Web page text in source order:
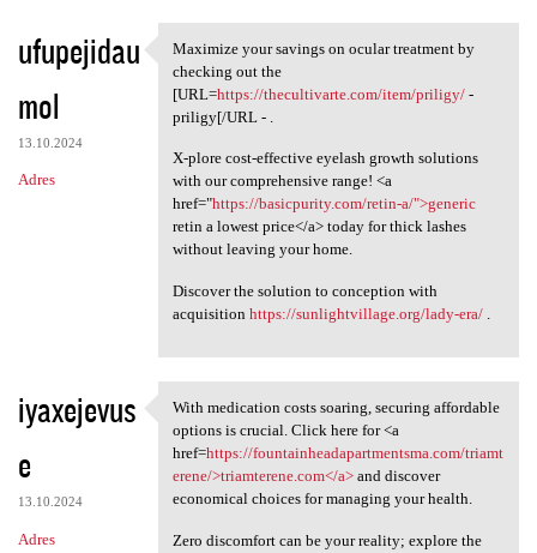
ufupejidau
mol
13.10.2024
Adres
Maximize your savings on
Maximize your savings on ocular treatment by
checking out the
[URL=https://thecultivarte.com/item/priligy/-
priligy[/URL - .
X-plore cost-effective eyelash growth solutions
with our comprehensive range! <a
href="https://basicpurity.com/retin-a/">generic
retin a lowest price</a> today for thick lashes
without leaving your home.
Discover the solution to conception with
acquisition https://sunlightvillage.org/lady-era/.
iyaxejevus
e
13.10.2024
Adres
With medication costs soaring
With medication costs soaring, securing affordable
options is crucial. Click here for <a
href=https://fountainheadapartmentsma.com/triamt
erene/>triamterene.com</a>and discover
economical choices for managing your health.
Zero discomfort can be your reality; explore the